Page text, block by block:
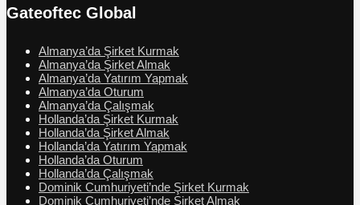
Gateoftec Global
Almanya’da Şirket Kurmak
Almanya’da Şirket Almak
Almanya’da Yatırım Yapmak
Almanya’da Oturum
Almanya’da Çalışmak
Hollanda’da Şirket Kurmak
Hollanda’da Şirket Almak
Hollanda’da Yatırım Yapmak
Hollanda’da Oturum
Hollanda’da Çalışmak
Dominik Cumhuriyeti’nde Şirket Kurmak
Dominik Cumhuriyeti’nde Şirket Almak